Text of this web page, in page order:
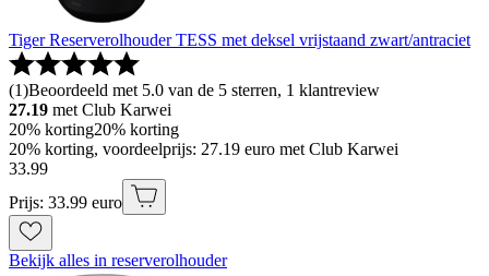
Tiger Reserverolhouder TESS met deksel vrijstaand zwart/antraciet
(1)Beoordeeld met 5.0 van de 5 sterren, 1 klantreview
27.19 met Club Karwei
20% korting20% korting
20% korting, voordeelprijs: 27.19 euro met Club Karwei
33.99
Prijs: 33.99 euro
Bekijk alles in reserverolhouder